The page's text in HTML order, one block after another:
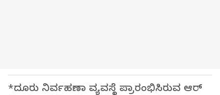
*ದೂರು ನಿರ್ವಹಣಾ ವ್ಯವಸ್ಥೆ ಪ್ರಾರಂಭಿಸಿರುವ ಆರ್